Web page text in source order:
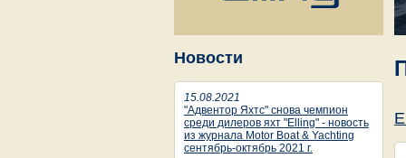
Новости
15.08.2021
"Адвентор Яхтс" снова чемпион
среди дилеров яхт "Elling" - новость
из журнала Motor Boat & Yachting
сентябрь-октябрь 2021 г.